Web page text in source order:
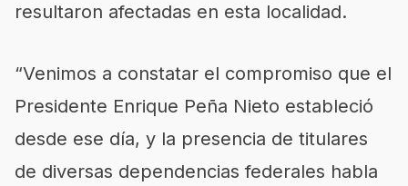
resultaron afectadas en esta localidad.
“Venimos a constatar el compromiso que el
Presidente Enrique Peña Nieto estableció
desde ese día, y la presencia de titulares
de diversas dependencias federales habla